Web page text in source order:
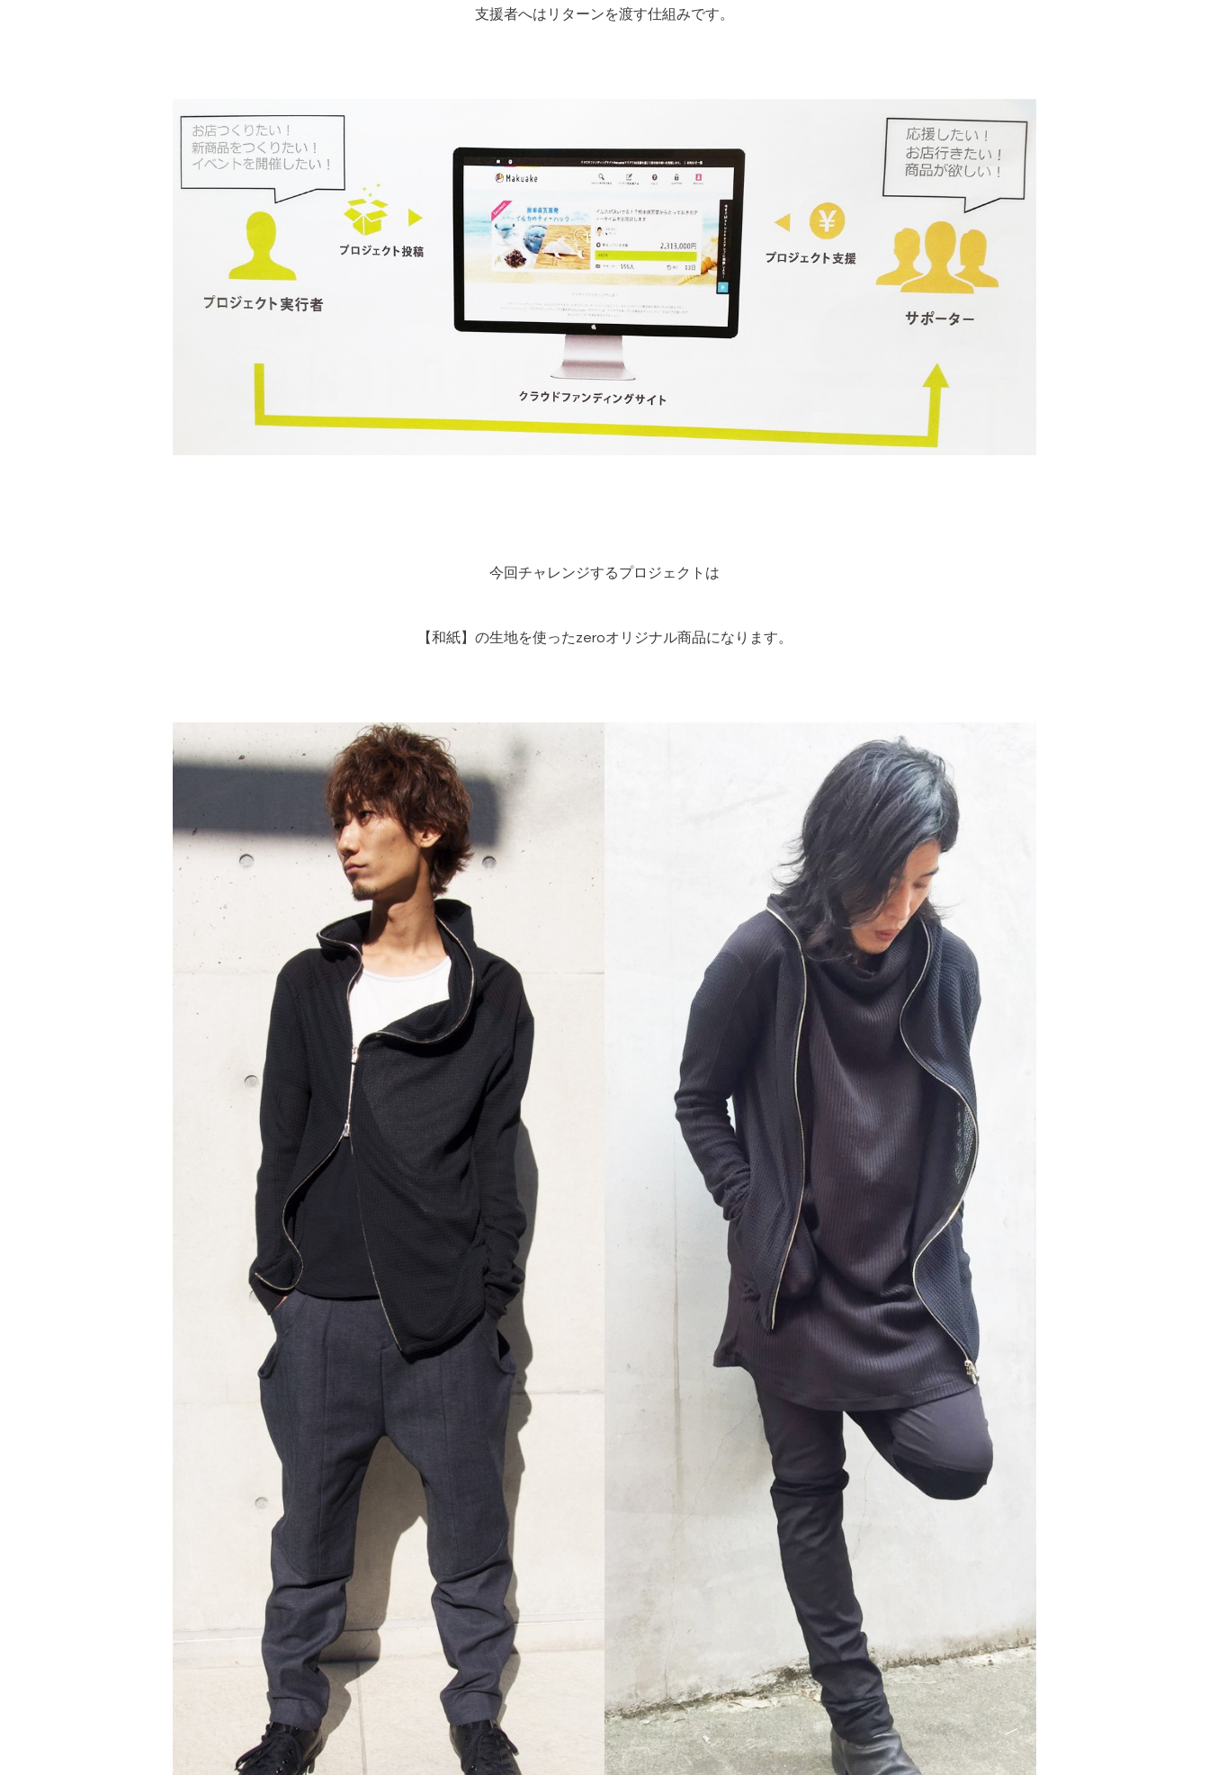
支援者へはリターンを渡す仕組みです。
今回チャレンジするプロジェクトは
【和紙】の生地を使ったzeroオリジナル商品になります。